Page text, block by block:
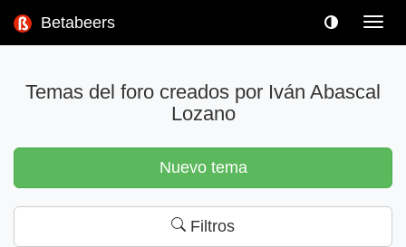
Betabeers
Temas del foro creados por Iván Abascal
Lozano
Nuevo tema
Filtros